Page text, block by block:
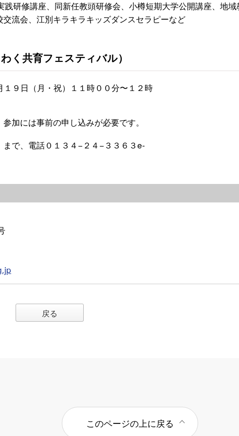
研修講座、同新任教頭研修会、小樽短期大学公開講座、地
流会、江別キラキラキッズダンスセラピーなど
く共育フェスティバル）
１９日（月・祝）１１時００分〜１２時
加には事前の申し込みが必要です。
で、電話０１３４−２４−３３６３e-
戻る
このページの上に戻る